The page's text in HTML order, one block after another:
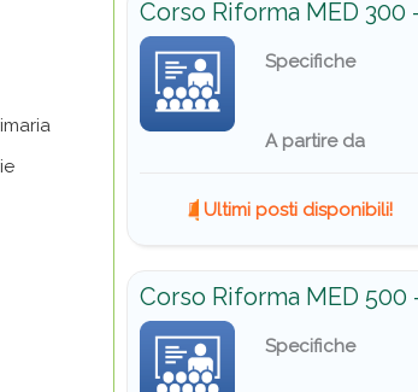
Corso Riforma MED
Specifiche
A partire da
Ultimi posti disponibili!
Corso Riforma MED
Specifiche